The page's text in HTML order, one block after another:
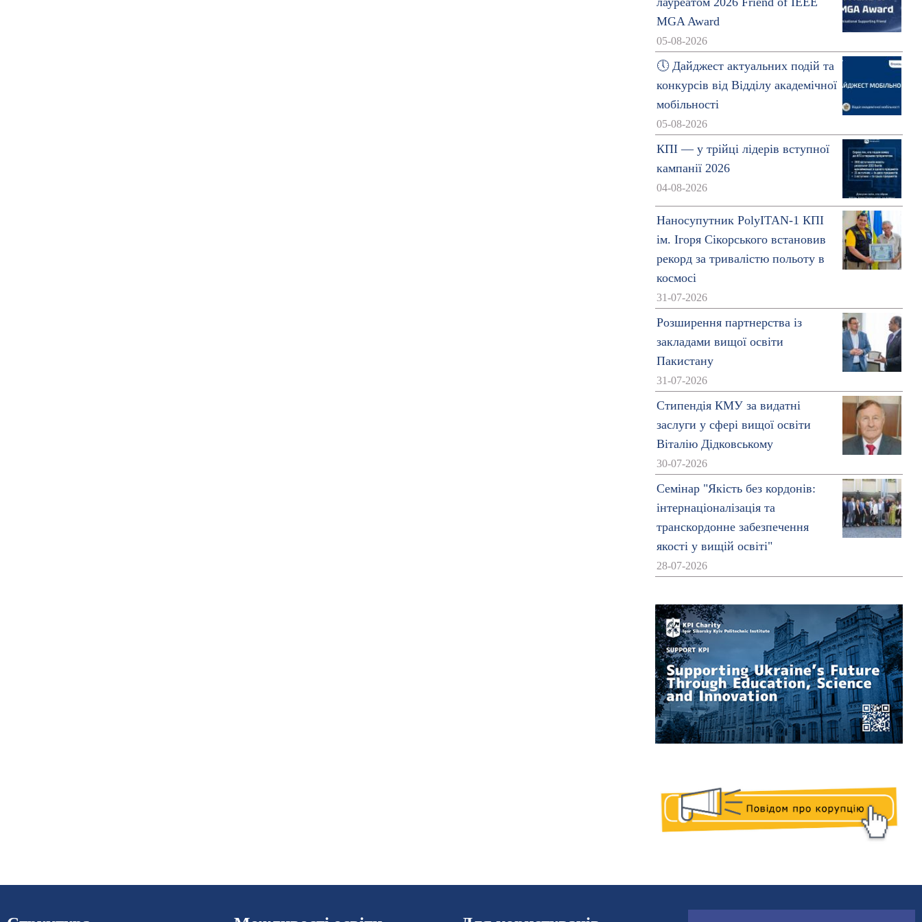
MGA Award
05-08-2026
🕔 Дайджест актуальних подій та
конкурсів від Відділу академічної
мобільності
05-08-2026
КПІ — у трійці лідерів вступної
кампанії 2026
04-08-2026
Наносупутник PolyITAN-1 КПІ
ім. Ігоря Сікорського встановив
рекорд за тривалістю польоту в
космосі
31-07-2026
Розширення партнерства із
закладами вищої освіти
Пакистану
31-07-2026
Стипендія КМУ за видатні
заслуги у сфері вищої освіти
Віталію Дідковському
30-07-2026
Семінар "Якість без кордонів:
інтернаціоналізація та
транскордонне забезпечення
якості у вищій освіті"
28-07-2026